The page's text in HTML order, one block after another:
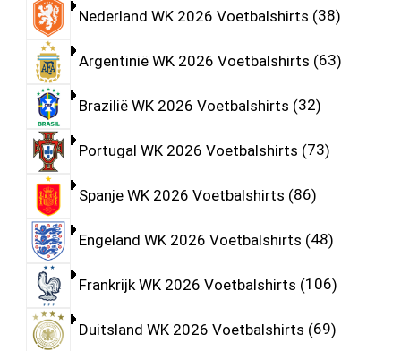
Nederland WK 2026 Voetbalshirts 38
Argentinië WK 2026 Voetbalshirts 63
Brazilië WK 2026 Voetbalshirts 32
Portugal WK 2026 Voetbalshirts 73
Spanje WK 2026 Voetbalshirts 86
Engeland WK 2026 Voetbalshirts 48
Frankrijk WK 2026 Voetbalshirts 106
Duitsland WK 2026 Voetbalshirts 69